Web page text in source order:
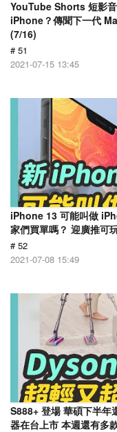
YouTube Shorts 短影
iPhone？傳聞下一代
(7/16)
# 51
2021-07-15 13:45
iPhone 13 可能叫做
家們買單嗎？ 迎廣推可
# 52
2021-07-08 15:49
S888+ 登場 華碩下半
器在台上市 本週還有多